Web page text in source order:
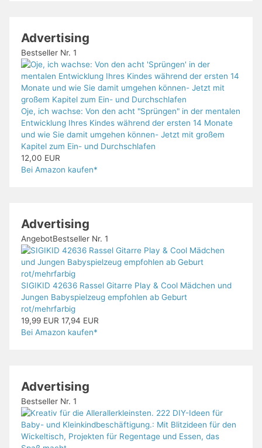
Advertising
Bestseller Nr. 1
Oje, ich wachse: Von den acht "Sprüngen" in der mentalen
Entwicklung Ihres Kindes während der ersten 14 Monate
und wie Sie damit umgehen können- Jetzt mit großem
Kapitel zum Ein- und Durchschlafen
12,00 EUR
Bei Amazon kaufen*
Advertising
AngebotBestseller Nr. 1
SIGIKID 42636 Rassel Gitarre Play & Cool Mädchen und
Jungen Babyspielzeug empfohlen ab Geburt
rot/mehrfarbig
19,99 EUR 17,94 EUR
Bei Amazon kaufen*
Advertising
Bestseller Nr. 1